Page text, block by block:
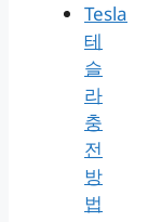
Tesla
테
슬
라
충
전
방
법